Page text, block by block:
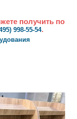
получить по
998-55-54.